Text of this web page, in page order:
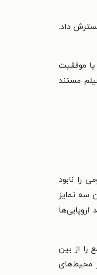
گسترش داد.
موفقیت
مستند
را نابود
سه تمایز
را از بین
محیط‌های